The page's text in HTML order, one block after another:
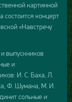
картинной
концерт
«Навстречу
выпускников
и
И. С. Баха, Л.
Ф. Шумана, М. И.
сольные и